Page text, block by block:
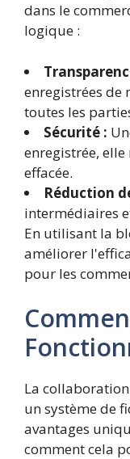
dans le
logique :
enregistrées de
toutes les
Sécurité :
enregistrée,
effacée.
Réduction
intermédiaires
En utilisant la
améliorer
pour les
La collaboration
un système de
avantages
comment cela